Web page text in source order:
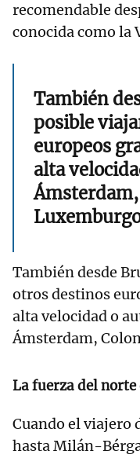
recomendable
conocida como la
También
posible
europeos
alta
También desde
otros destinos
alta velocidad o
Ámsterdam,
La fuerza del
Cuando el viajero
hasta Milán-